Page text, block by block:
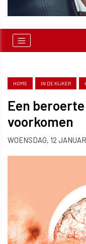
HOME IN DE KIJKER
Een
voorkomen
WOENSDAG, 12